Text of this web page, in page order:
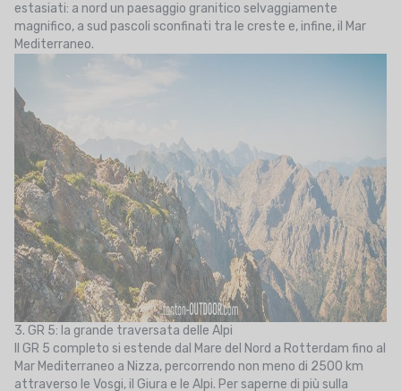
estasiati: a nord un paesaggio granitico selvaggiamente
magnifico, a sud pascoli sconfinati tra le creste e, infine, il Mar
Mediterraneo.
3. GR 5: la grande traversata delle Alpi
Il GR 5 completo si estende dal Mare del Nord a Rotterdam fino al
Mar Mediterraneo a Nizza, percorrendo non meno di 2500 km
attraverso le Vosgi, il Giura e le Alpi. Per saperne di più sulla